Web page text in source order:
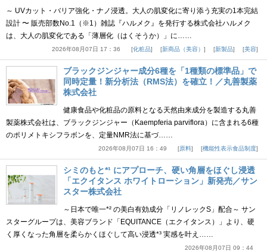
～ UVカット・バリア強化・ナノ浸透。大人の肌変化に寄り添う充実の1本完結
設計 〜 販売部数No.1（※1）雑誌『ハルメク』を発行する株式会社ハルメク
は、大人の肌変化である「薄層化（はくそうか）」に……
2026年08月07日 17：36 化粧品 新商品（美容） 新製品 美容
ブラックジンジャー成分6種を「1種類の標準品」で
同時定量！新分析法（RMS法）を確立！／丸善製薬
株式会社
健康食品や化粧品の原料となる天然由来成分を製造する丸善
製薬株式会社は、ブラックジンジャー（Kaempferia parviflora）に含まれる6種
のポリメトキシフラボンを、定量NMR法に基づ……
2026年08月07日 16：49 原料 機能性表示食品制度
シミのもと*¹ にアプローチ、硬い角層をほぐし浸透
「エクイタンス ホワイトローション」新発売／サン
スター株式会社
～日本で唯一*² の美白有効成分「リノレックS」配合～ サン
スターグループは、美容ブランド「EQUITANCE（エクイタンス）」より、硬
く厚くなった角層を柔らかくほぐして高い浸透*³ 実感を叶え……
2026年08月07日 09：44